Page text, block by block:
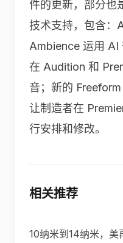
件的更新，部分也
技术支持，包含
Ambience 运用 AI
在 Audition 和
音；新的
让制造者在
行安排和修改。
相关推荐
10纳米到14纳米，美